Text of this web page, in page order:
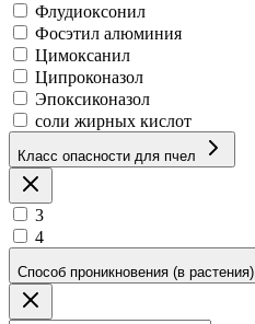
Флудиоксонил
Фосэтил алюминия
Цимоксанил
Ципроконазол
Эпоксиконазол
соли жирных кислот
Класс опасности для пчел
3
4
Способ проникновения (в растения)